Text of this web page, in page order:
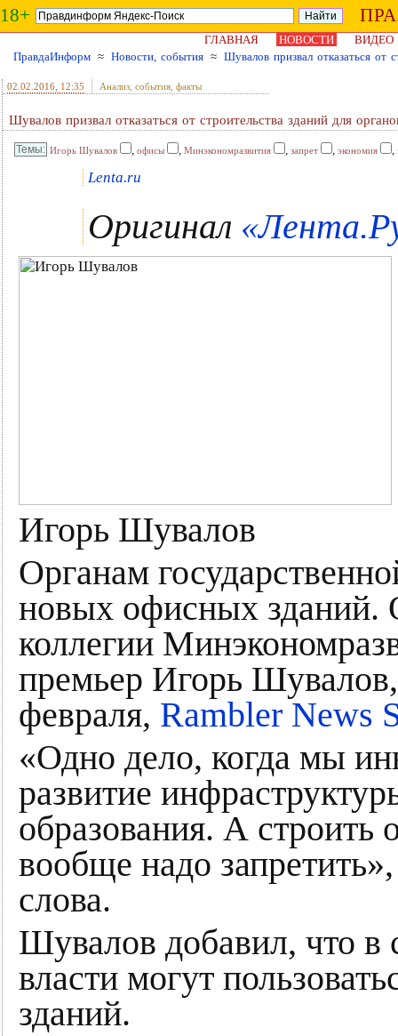
18+
ГЛАВНАЯ НОВОСТИ
ВИДЕО
ПравдаИнформ ≈ Новости, события ≈ Шувалов призвал отказаться от
02.02.2016 , 12:35 Анализ, события, факты
Шувалов призвал отказаться от строительства зданий для
Игорь Шувалов , офисы , Минэкономразвития , запрет , экономия ,
Lenta.ru
Оригинал
Игорь Шувалов
Органам
новых офисных зданий.
коллегии
премьер Игорь
февраля, Rambler News
«Одно дело, когда мы
развитие
образования. А строить
вообще надо
слова.
Шувалов добавил, что в
власти могут
зданий.